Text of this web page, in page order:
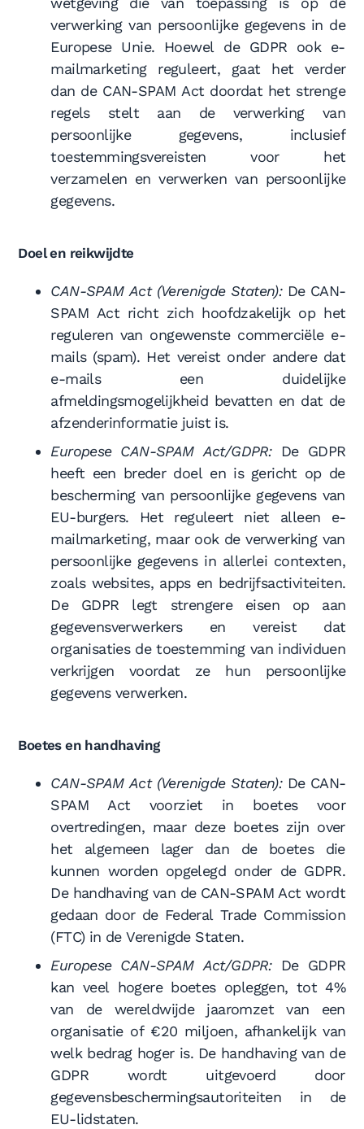
verwerking van persoonlijke gegevens in de
Europese Unie. Hoewel de GDPR ook e-
mailmarketing reguleert, gaat het verder
dan de CAN-SPAM Act doordat het strenge
regels stelt aan de verwerking van
persoonlijke gegevens, inclusief
toestemmingsvereisten voor het
verzamelen en verwerken van persoonlijke
gegevens.
Doel en reikwijdte
CAN-SPAM Act (Verenigde Staten):De CAN-
SPAM Act richt zich hoofdzakelijk op het
reguleren van ongewenste commerciële e-
mails (spam). Het vereist onder andere dat
e-mails een duidelijke
afmeldingsmogelijkheid bevatten en dat de
afzenderinformatie juist is.
Europese CAN-SPAM Act/GDPR:De GDPR
heeft een breder doel en is gericht op de
bescherming van persoonlijke gegevens van
EU-burgers. Het reguleert niet alleen e-
mailmarketing, maar ook de verwerking van
persoonlijke gegevens in allerlei contexten,
zoals websites, apps en bedrijfsactiviteiten.
De GDPR legt strengere eisen op aan
gegevensverwerkers en vereist dat
organisaties de toestemming van individuen
verkrijgen voordat ze hun persoonlijke
gegevens verwerken.
Boetes en handhaving
CAN-SPAM Act (Verenigde Staten):De CAN-
SPAM Act voorziet in boetes voor
overtredingen, maar deze boetes zijn over
het algemeen lager dan de boetes die
kunnen worden opgelegd onder de GDPR.
De handhaving van de CAN-SPAM Act wordt
gedaan door de Federal Trade Commission
(FTC) in de Verenigde Staten.
Europese CAN-SPAM Act/GDPR:De GDPR
kan veel hogere boetes opleggen, tot 4%
van de wereldwijde jaaromzet van een
organisatie of €20 miljoen, afhankelijk van
welk bedrag hoger is. De handhaving van de
GDPR wordt uitgevoerd door
gegevensbeschermingsautoriteiten in de
EU-lidstaten.